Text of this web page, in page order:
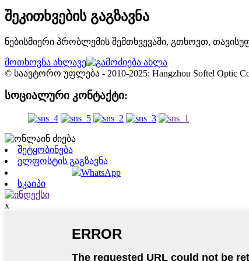
შეკითხვების გაგზავნა
ნებისმიერი პრობლემის შემთხვევაში, გთხოვთ,
მოთხოვნა ახლავე
© საავტორო უფლება - 2010-2025: Hangzhou Softel Optic
სოციალური კონტაქტი:
შეტყობინება
ელფოსტის გაგზავნა
WhatsApp
სკაიპი
x